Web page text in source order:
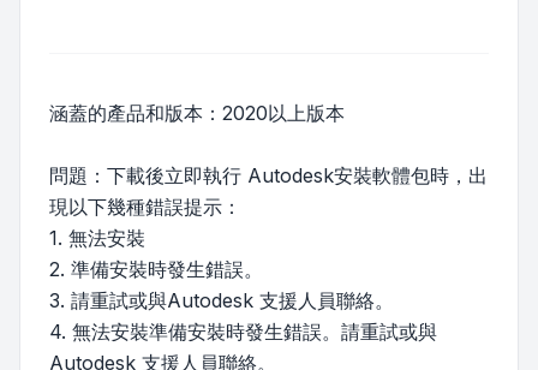
涵蓋的產品和版本：2020以上版本
問題：下載後立即執行 Autodesk安裝軟體包時，出
現以下幾種錯誤提示：
1. 無法安裝
2. 準備安裝時發生錯誤。
3. 請重試或與Autodesk 支援人員聯絡。
4. 無法安裝準備安裝時發生錯誤。請重試或與
Autodesk 支援人員聯絡。